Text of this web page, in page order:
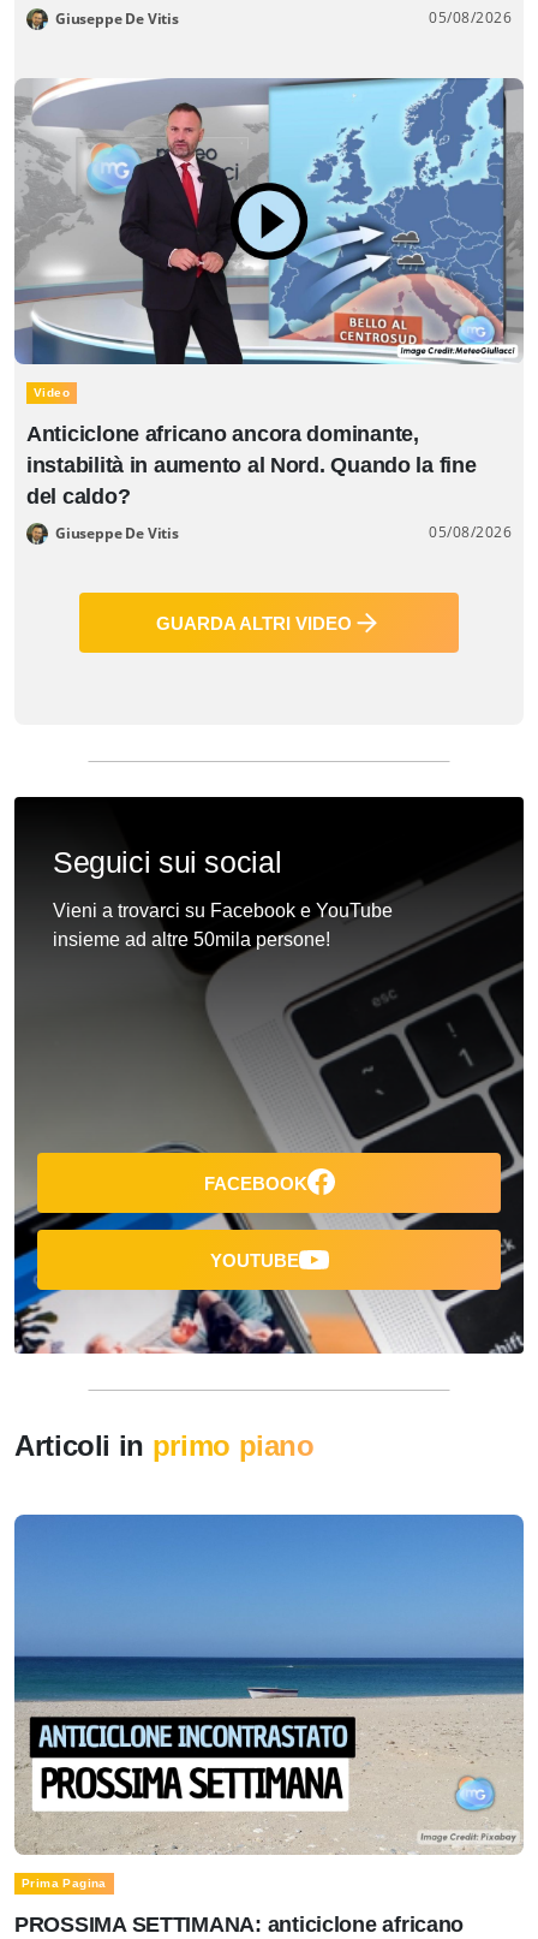
Giuseppe De Vitis 05/08/2026
Video
Anticiclone africano ancora dominante,
instabilità in aumento al Nord. Quando la fine
del caldo?
Giuseppe De Vitis 05/08/2026
GUARDA ALTRI VIDEO
Seguici sui social
Vieni a trovarci su Facebook e YouTube
insieme ad altre 50mila persone!
FACEBOOK
YOUTUBE
Articoli in primo piano
Prima Pagina
PROSSIMA SETTIMANA: anticiclone africano